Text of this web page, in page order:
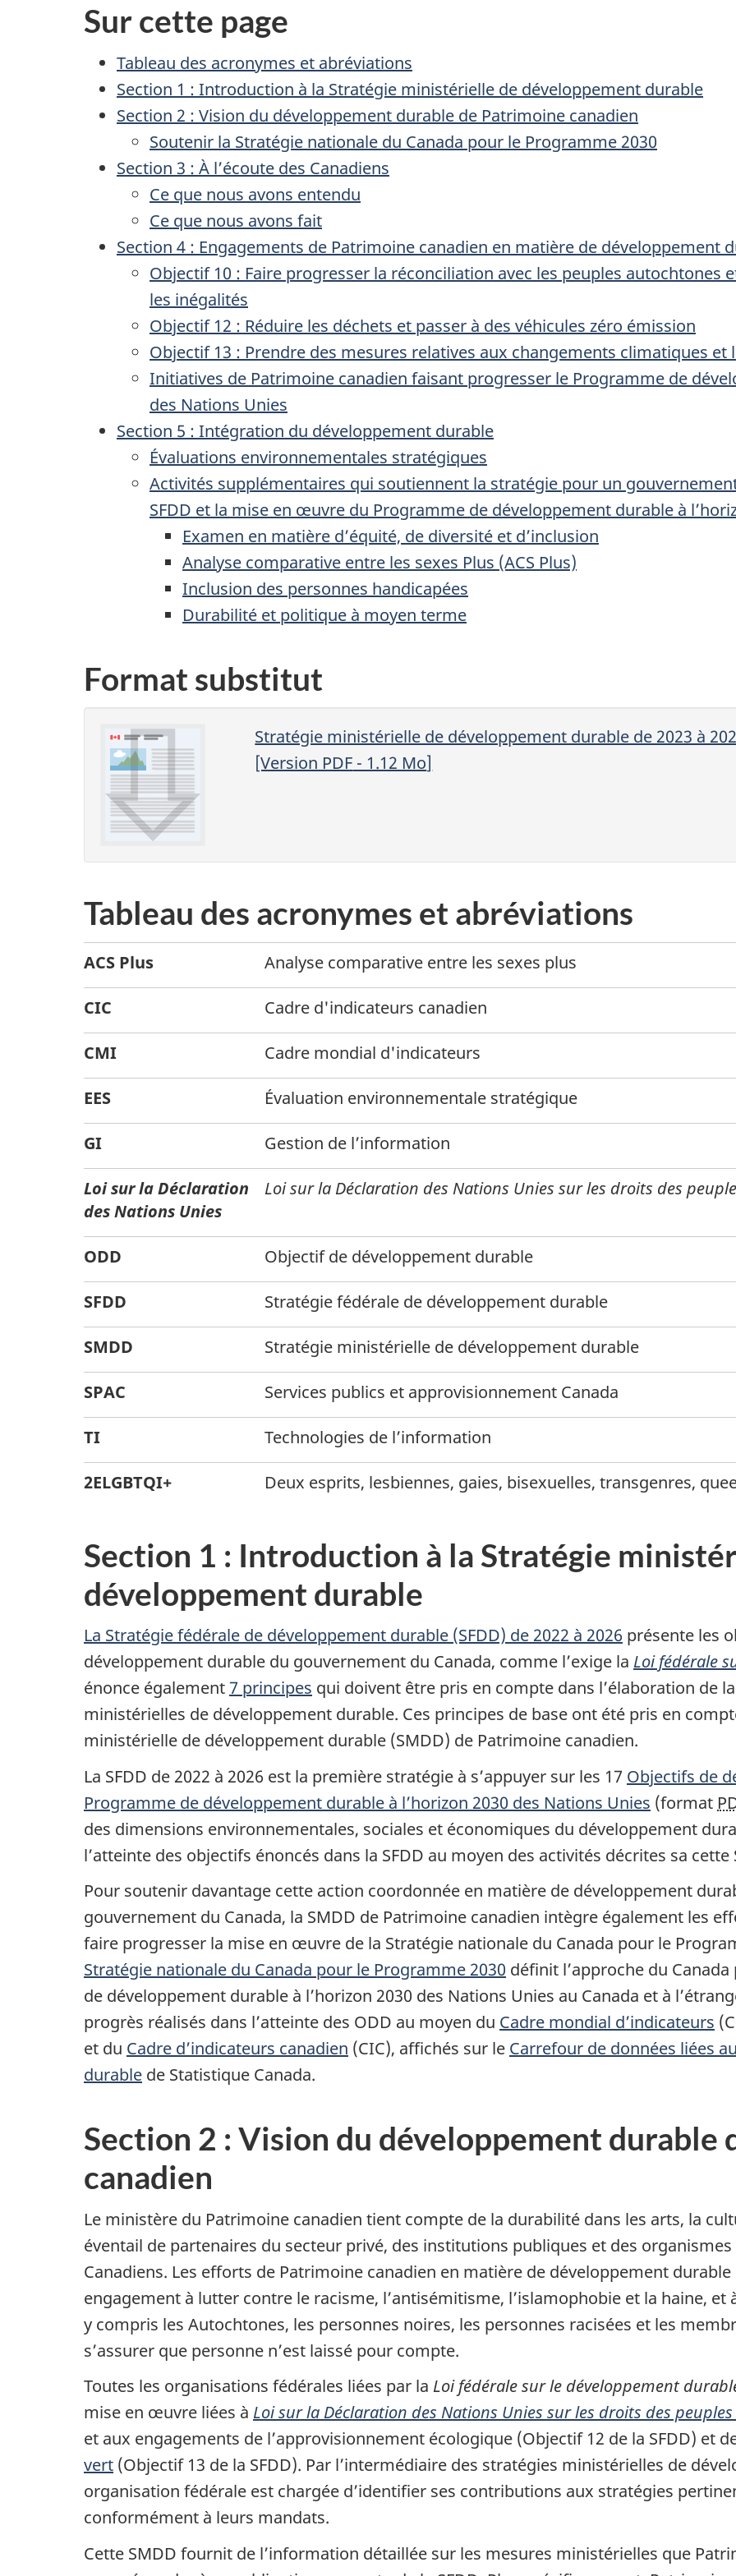
Sur cette page
Tableau des acronymes et abréviations
Section 1 : Introduction à la Stratégie ministérielle de développement durable
Section 2 : Vision du développement durable de Patrimoine canadien
Soutenir la Stratégie nationale du Canada pour le Programme 2030
Section 3 : À l’écoute des Canadiens
Ce que nous avons entendu
Ce que nous avons fait
Section 4 : Engagements de Patrimoine canadien en matière de développement
Objectif 10 : Faire progresser la réconciliation avec les peuples autochtones
les inégalités
Objectif 12 : Réduire les déchets et passer à des véhicules zéro émission
Objectif 13 : Prendre des mesures relatives aux changements climatiques et
Initiatives de Patrimoine canadien faisant progresser le Programme de
des Nations Unies
Section 5 : Intégration du développement durable
Évaluations environnementales stratégiques
Activités supplémentaires qui soutiennent la stratégie pour un
SFDD et la mise en œuvre du Programme de développement durable à
Examen en matière d’équité, de diversité et d’inclusion
Analyse comparative entre les sexes Plus (ACS Plus)
Inclusion des personnes handicapées
Durabilité et politique à moyen terme
Format substitut
Stratégie ministérielle de développement durable de 2023 à
[Version PDF - 1.12 Mo]
Tableau des acronymes et abréviations
ACS Plus Analyse comparative entre les sexes plus
CIC Cadre d'indicateurs canadien
CMI Cadre mondial d'indicateurs
EES Évaluation environnementale stratégique
GI Gestion de l’information
Loi sur la Déclaration
des Nations Unies
Loi sur la Déclaration des Nations Unies sur les droits des
ODD Objectif de développement durable
SFDD Stratégie fédérale de développement durable
SMDD Stratégie ministérielle de développement durable
SPAC Services publics et approvisionnement Canada
TI Technologies de l’information
2ELGBTQI+ Deux esprits, lesbiennes, gaies, bisexuelles, transgenres,
Section 1 : Introduction à la Stratégie
développement durable
La Stratégie fédérale de développement durable (SFDD) de 2022 à 2026 présente les
développement durable du gouvernement du Canada, comme l’exige la Loi fédérale
énonce également7 principes qui doivent être pris en compte dans l’élaboration de
ministérielles de développement durable. Ces principes de base ont été pris en
ministérielle de développement durable (SMDD) de Patrimoine canadien.
La SFDD de 2022 à 2026 est la première stratégie à s’appuyer sur les 17 Objectifs de
Programme de développement durable à l’horizon 2030 des Nations Unies (format
des dimensions environnementales, sociales et économiques du développement
l’atteinte des objectifs énoncés dans la SFDD au moyen des activités décrites sa cette
Pour soutenir davantage cette action coordonnée en matière de développement
gouvernement du Canada, la SMDD de Patrimoine canadien intègre également les
faire progresser la mise en œuvre de la Stratégie nationale du Canada pour le
Stratégie nationale du Canada pour le Programme 2030 définit l’approche du
de développement durable à l’horizon 2030 des Nations Unies au Canada et à
progrès réalisés dans l’atteinte des ODD au moyen du Cadre mondial d’indicateurs
et du Cadre d’indicateurs canadien (CIC), affichés sur le Carrefour de données liées
durable de Statistique Canada.
Section 2 : Vision du développement durable
canadien
Le ministère du Patrimoine canadien tient compte de la durabilité dans les arts, la
éventail de partenaires du secteur privé, des institutions publiques et des
Canadiens. Les efforts de Patrimoine canadien en matière de développement
engagement à lutter contre le racisme, l’antisémitisme, l’islamophobie et la haine, et
y compris les Autochtones, les personnes noires, les personnes racisées et les
s’assurer que personne n’est laissé pour compte.
Toutes les organisations fédérales liées par la Loi fédérale sur le développement
mise en œuvre liées à Loi sur la Déclaration des Nations Unies sur les droits des
et aux engagements de l’approvisionnement écologique (Objectif 12 de la SFDD) et
vert (Objectif 13 de la SFDD). Par l’intermédiaire des stratégies ministérielles de
organisation fédérale est chargée d’identifier ses contributions aux stratégies
conformément à leurs mandats.
Cette SMDD fournit de l’information détaillée sur les mesures ministérielles que